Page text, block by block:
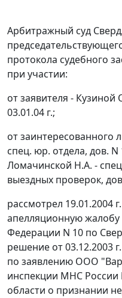
Арбитражный суд
протокола судебного
при участии:
от заявителя - Кузиной
03.01.04 г.;
от заинтересованного
спец. юр. отдела, дов. N
Ломачинской Н.А. -
выездных проверок,
рассмотрел 19.01.2004
апелляционную
Федерации N 10 по
решение от 03.12.2003
по заявлению ООО
инспекции МНС России
области о признании